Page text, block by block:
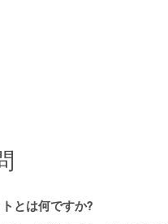
とは何ですか?